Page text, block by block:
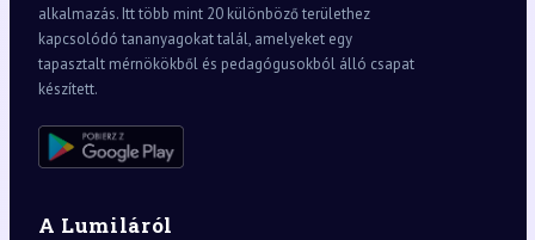
alkalmazás. Itt több mint 20 különböző területhez
kapcsolódó tananyagokat talál, amelyeket egy
tapasztalt mérnökökből és pedagógusokból álló csapat
készített.
A Lumiláról